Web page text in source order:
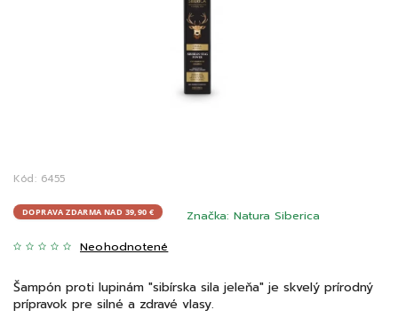
Kód: 6455
DOPRAVA ZDARMA NAD 39,90 €
Neohodnotené
Značka:Natura Siberica
Šampón proti lupinám "sibírska sila jeleňa" je skvelý prírodný
prípravok pre silné a zdravé vlasy.